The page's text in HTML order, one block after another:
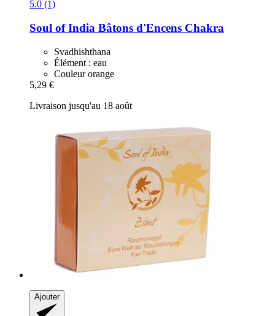
5.0 (1)
Soul of India Bâtons d'Encens Chakra
Svadhishthana
Élément : eau
Couleur orange
5,29 €
Livraison jusqu'au 18 août
Ajouter